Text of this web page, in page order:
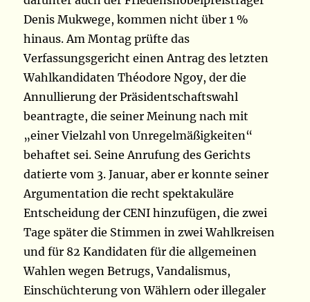
Denis Mukwege, kommen nicht über 1 %
hinaus. Am Montag prüfte das
Verfassungsgericht einen Antrag des letzten
Wahlkandidaten Théodore Ngoy, der die
Annullierung der Präsidentschaftswahl
beantragte, die seiner Meinung nach mit
„einer Vielzahl von Unregelmäßigkeiten“
behaftet sei. Seine Anrufung des Gerichts
datierte vom 3. Januar, aber er konnte seiner
Argumentation die recht spektakuläre
Entscheidung der CENI hinzufügen, die zwei
Tage später die Stimmen in zwei Wahlkreisen
und für 82 Kandidaten für die allgemeinen
Wahlen wegen Betrugs, Vandalismus,
Einschüchterung von Wählern oder illegaler